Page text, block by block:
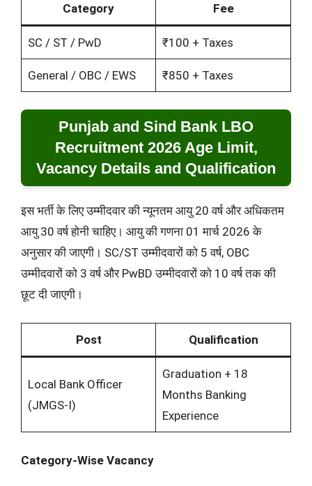
Category Fee
SC / ST / PwD ₹100 + Taxes
General / OBC / EWS ₹850 + Taxes
Punjab and Sind Bank LBO
Recruitment 2026 Age Limit,
Vacancy Details and Qualification
इस भर्ती के लिए उम्मीदवार की न्यूनतम आयु 20 वर्ष और अधिकतम
आयु 30 वर्ष होनी चाहिए। आयु की गणना 01 मार्च 2026 के
अनुसार की जाएगी। SC/ST उम्मीदवारों को 5 वर्ष, OBC
उम्मीदवारों को 3 वर्ष और PwBD उम्मीदवारों को 10 वर्ष तक की
छूट दी जाएगी।
Post Qualification
Local Bank Officer
(JMGS-I)
Graduation + 18
Months Banking
Experience
Category-Wise Vacancy